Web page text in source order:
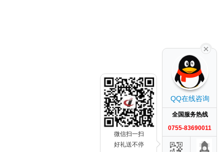
QQ在线咨询
全国服务热线
0755-83690011
微信扫一扫
好礼送不停